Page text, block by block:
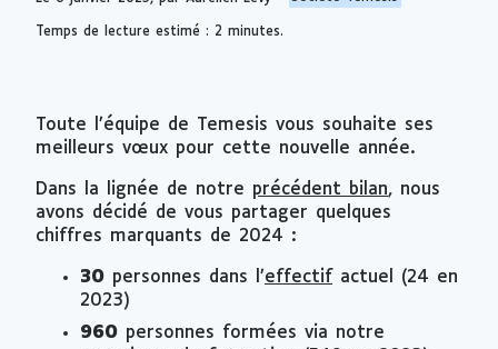
Temps de lecture estimé : 2 minutes.
Toute l’équipe de Temesis vous souhaite ses
meilleurs vœux pour cette nouvelle année.
Dans la lignée de notre précédent bilan, nous
avons décidé de vous partager quelques
chiffres marquants de 2024 :
30 personnes dans l’effectif actuel (24 en
2023)
960 personnes formées via notre